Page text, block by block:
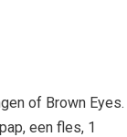
of Brown Eyes.
een fles, 1